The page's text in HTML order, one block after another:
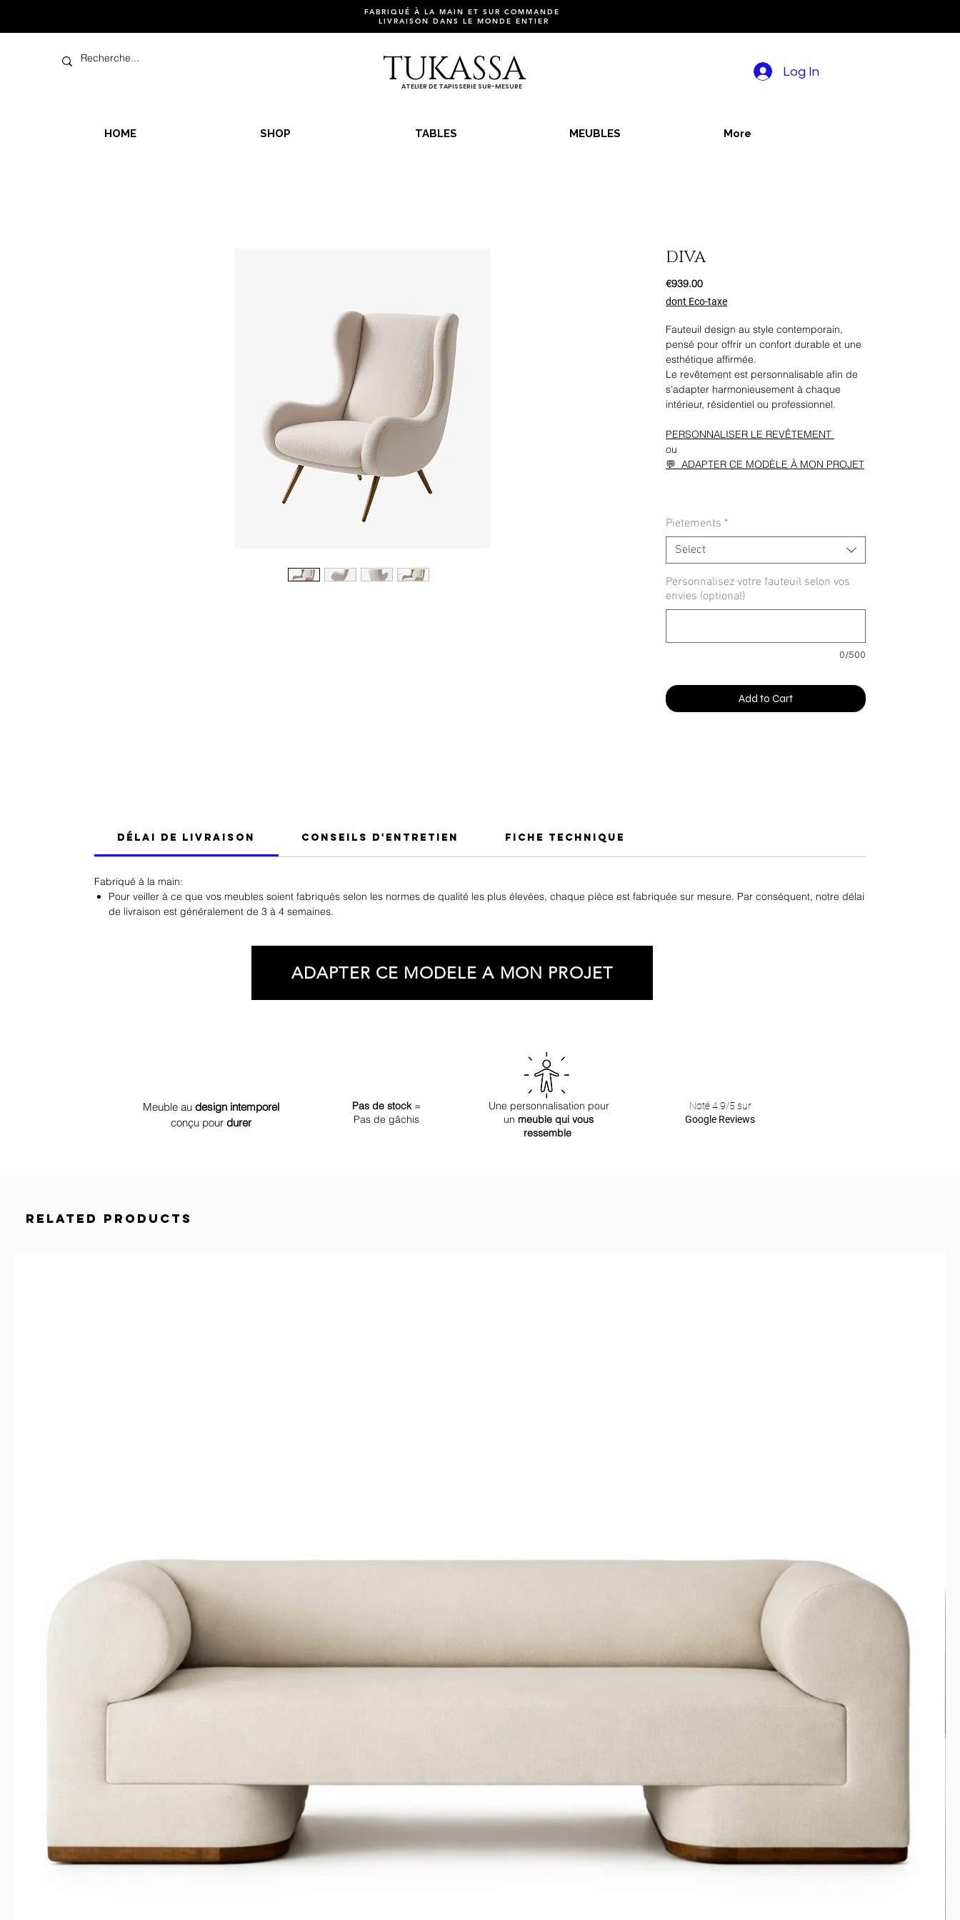
FABRIQUÉ À LA MAIN ET SUR COMMANDE
LIVRAISON DANS LE MONDE ENTIER
TUKASSA
ATELIER DE TAPISSERIE SUR-MESURE
Log In
HOME SHOP TABLES MEUBLES More
DIVA
€939.00Price
dont Eco-taxe
Fauteuil design au style contemporain,
pensé pour offrir un confort durable et une
esthétique affirmée.
Le revêtement est personnalisable afin de
s’adapter harmonieusement à chaque
intérieur, résidentiel ou professionnel.
PERSONNALISER LE REVÊTEMENT
ou
💬 ADAPTER CE MODÈLE À MON PROJET
Pietements *
Select
Personnalisez votre fauteuil selon vos
envies (optional)
0/500
Add to Cart
Délai de Livraison Conseils d'entretien Fiche Technique
Fabriqué à la main:
Pour veiller à ce que vos meubles soient fabriqués selon les normes de qualité les plus élevées, chaque pièce est fabriquée sur mesure. Par conséquent, notre délai
de livraison est généralement de 3 à 4 semaines.
ADAPTER CE MODELE A MON PROJET
Meuble au design intemporel
conçu pour durer
Pas de stock =
Pas de gâchis
Une personnalisation pour
un meuble qui vous
ressemble
Noté 4.9/5 sur
Google Reviews
Related Products